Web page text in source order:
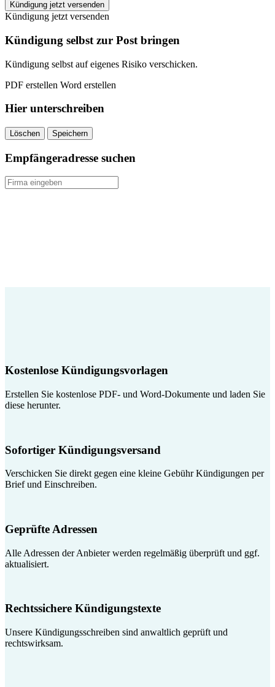
ACN
kündigen
quantity
Kündigung jetzt versenden
Kündigung jetzt versenden
Kündigung selbst zur Post bringen
Kündigung selbst auf eigenes Risiko verschicken.
PDF erstellen Word erstellen
Hier unterschreiben
Löschen Speichern
Empfängeradresse suchen
Kostenlose Kündigungsvorlagen
Erstellen Sie kostenlose PDF- und Word-Dokumente und laden Sie
diese herunter.
Sofortiger Kündigungsversand
Verschicken Sie direkt gegen eine kleine Gebühr Kündigungen per
Brief und Einschreiben.
Geprüfte Adressen
Alle Adressen der Anbieter werden regelmäßig überprüft und ggf.
aktualisiert.
Rechtssichere Kündigungstexte
Unsere Kündigungsschreiben sind anwaltlich geprüft und
rechtswirksam.